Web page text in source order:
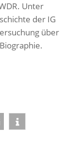
Unter
der IG
über